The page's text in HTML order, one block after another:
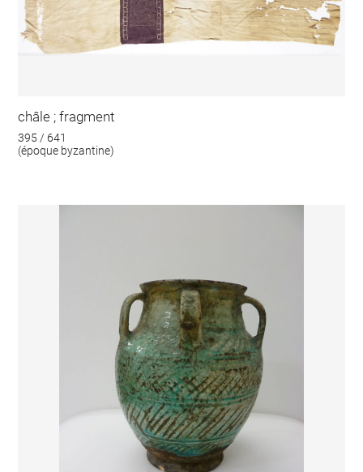
châle ; fragment
395 / 641
(époque byzantine)